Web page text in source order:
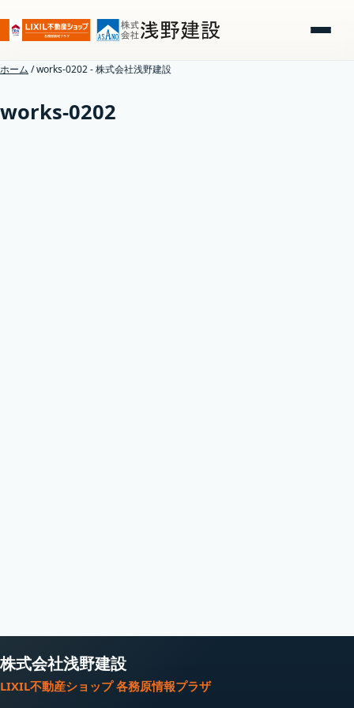
ホーム /works-0202 - 株式会社浅野建設
works-0202
株式会社浅野建設
LIXIL不動産ショップ 各務原情報プラザ